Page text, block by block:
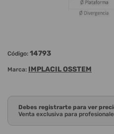
Código: 14793
Marca: IMPLACIL OSSTEM
Debes registrarte para ver
Venta exclusiva para